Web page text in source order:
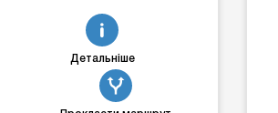
Детальніше